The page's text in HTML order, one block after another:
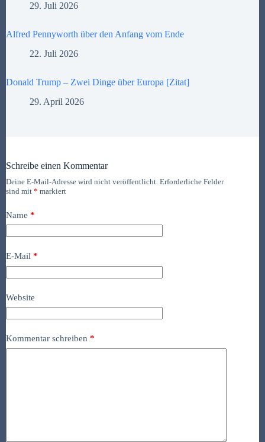
29. Juli 2026
Alfred Pennyworth über den Anfang vom Ende
22. Juli 2026
Donald Trump – Zwei Dinge über Europa [Zitat]
29. April 2026
Schreibe einen Kommentar
Deine E-Mail-Adresse wird nicht veröffentlicht. Erforderliche Felder
sind mit * markiert
Name *
E-Mail *
Website
Kommentar schreiben *